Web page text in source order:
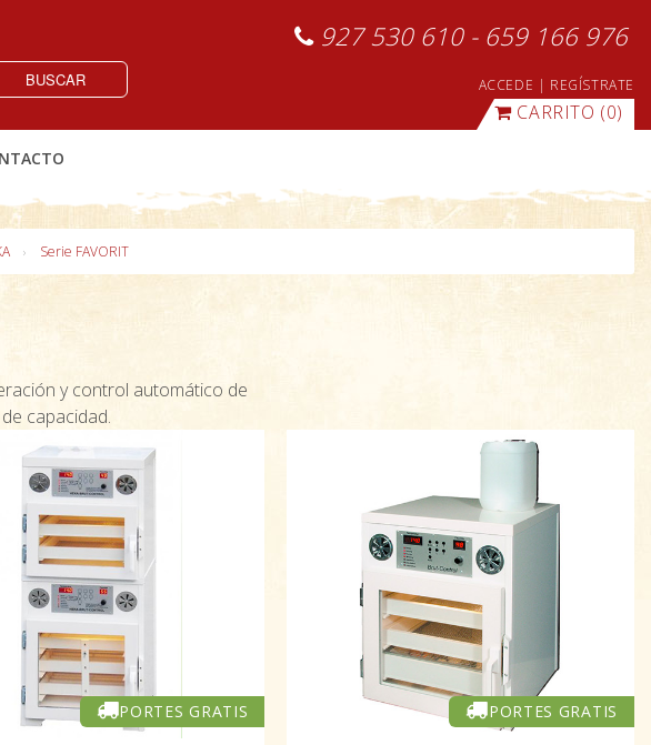
927 530 610 - 659 166 976
BUSCAR ACCEDE | REGÍSTRATE
CARRITO (0)
Serie FAVORIT
y control automático de
capacidad.
PORTES GRATIS PORTES GRATIS